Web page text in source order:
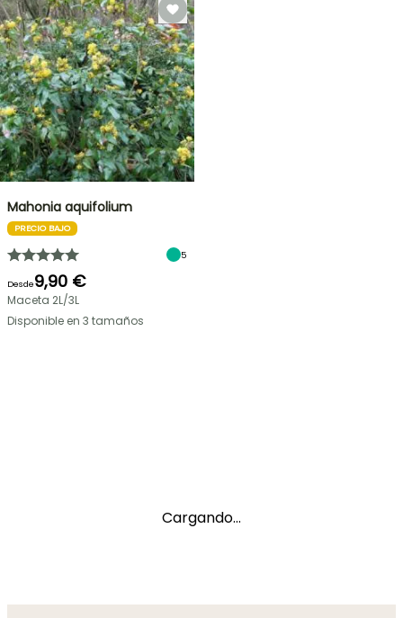
Mahonia aquifolium
PRECIO BAJO
5
Desde9,90 €
Maceta 2L/3L
Disponible en 3 tamaños
Cargando...